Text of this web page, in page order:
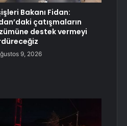
Bakanı Fidan:
çatışmaların
destek vermeyi
9, 2026